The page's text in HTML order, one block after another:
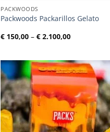
PACKWOODS
Packwoods Packarillos Gelato
€ 150,00 –€ 2.100,00Preisspanne: